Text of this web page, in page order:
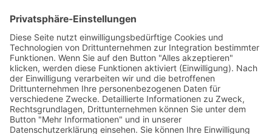
Web-Authentifizierung